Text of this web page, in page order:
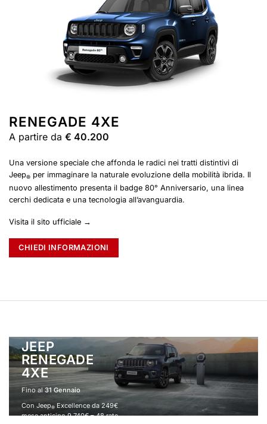
RENEGADE 4XE
A partire da € 40.200
Una versione speciale che affonda le radici nei tratti distintivi di
Jeep® per immaginare la naturale evoluzione della mobilità ibrida. Il
nuovo allestimento presenta il badge 80° Anniversario, una linea
cerchi dedicata e una tecnologia all’avanguardia.
Visita il sito ufficiale →
CHIEDI INFORMAZIONI
JEEP
RENEGADE
4XE
Fino al 31 Gennaio
Con Jeep®Excellence da 249€
mese anticipo 9.740€ – 48 rate –